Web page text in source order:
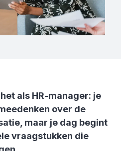
als HR-manager: je
over de
maar je dag begint
vraagstukken die